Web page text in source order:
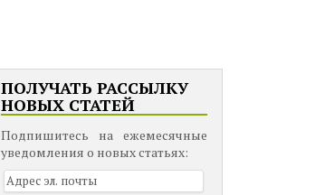
ПОЛУЧАТЬ РАССЫЛКУ
НОВЫХ СТАТЕЙ
Подпишитесь на ежемесячные
уведомления о новых статьях: